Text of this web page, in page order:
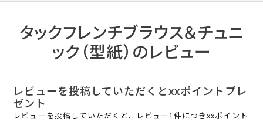
タックフレンチブラウス＆チュニ
ック（型紙）のレビュー
レビューを投稿していただくとxxポイントプレ
ゼント
レビューを投稿していただくと、レビュー1件につきxxポイント